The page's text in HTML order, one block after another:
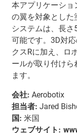
本アプリケーショ
の翼を対象とした
システムは、長
可能です。3D対
クスRに加え、ロ
ールが取り付けら
ます。
会社: Aerobotix
担当者: Jared
国: 米国
ウェブサイト: